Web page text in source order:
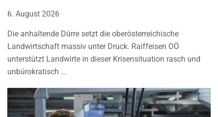
6. August 2026
Die anhaltende Dürre setzt die oberösterreichische
Landwirtschaft massiv unter Druck. Raiffeisen OÖ
unterstützt Landwirte in dieser Krisensituation rasch und
unbürokratisch